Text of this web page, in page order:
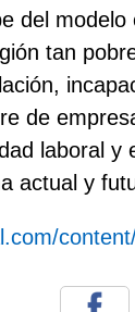
del
tan
de
laboral y
actual y